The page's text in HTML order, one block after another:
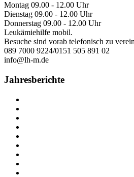
Widget
Area
Montag 09.00 - 12.00 Uhr
Dienstag 09.00 - 12.00 Uhr
Donnerstag 09.00 - 12.00 Uhr
Leukämiehilfe mobil.
Besuche sind vorab telefonisch zu
089 7000 9224/0151 505 891 02
info@lh-m.de
Jahresberichte